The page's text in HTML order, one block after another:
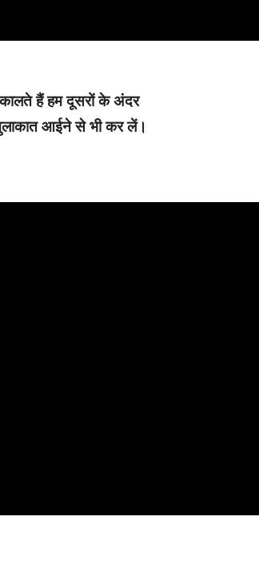
हैं हम दूसरों के अंदर
आईने से भी कर लें।